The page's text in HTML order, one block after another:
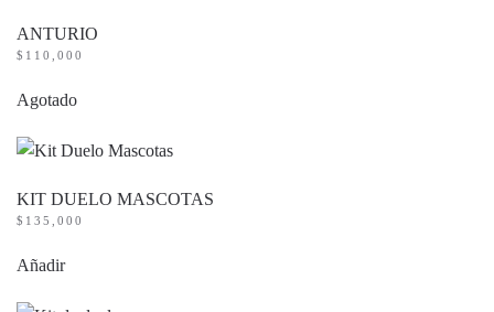
ANTURIO
$ 110,000
Agotado
KIT DUELO MASCOTAS
$ 135,000
Añadir